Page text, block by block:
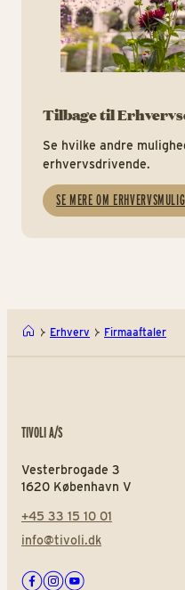
Tilbage til
Se hvilke andre
erhvervsdrivende.
SE MERE OM
Erhverv Firmaaftaler
TIVOLI A/S
Vesterbrogade 3
1620 København V
+45 33 15 10 01
info@tivoli.dk